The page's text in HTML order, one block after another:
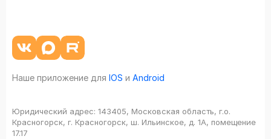
Наше приложение для IOS и Android
Юридический адрес: 143405, Московская область, г.о.
Красногорск, г. Красногорск, ш. Ильинское, д. 1А, помещение
17.17